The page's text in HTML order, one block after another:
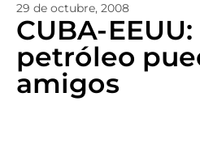
29 de octubre, 2008
CUBA-EEUU:
petróleo
amigos